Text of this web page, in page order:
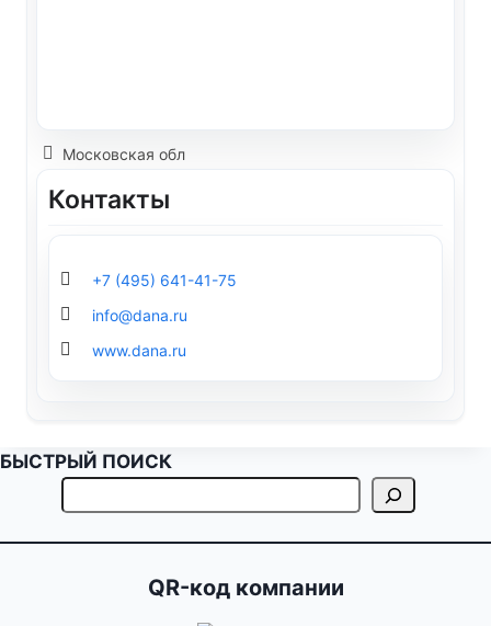
Московская обл
Контакты
+7 (495) 641-41-75
info@dana.ru
www.dana.ru
БЫСТРЫЙ ПОИСК
QR-код компании